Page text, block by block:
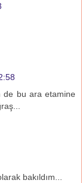
de bu ara etamine
bakıldım...